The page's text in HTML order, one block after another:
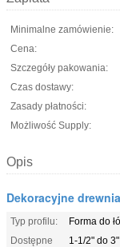
Minimalne zamówienie:
Cena:
Szczegóły pakowania:
Czas dostawy:
Zasady płatności:
Możliwość Supply:
Opis
Dekoracyjne
Typ profilu:
Forma do
Dostępne
1-1/2" do 3"